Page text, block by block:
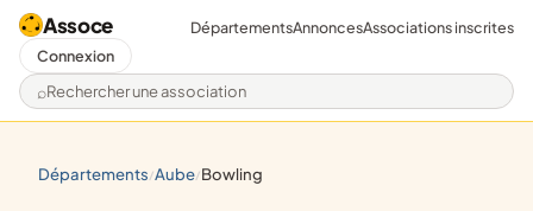
Assoce
Rechercher une association
DépartementsAnnoncesAssociations inscrites
Connexion
départements/ aube/ bowling